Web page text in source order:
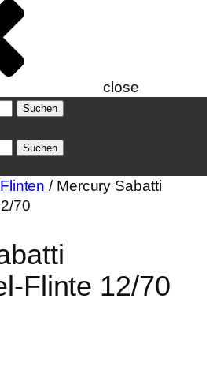
close
Flinten / Mercury Sabatti
70
Flinte 12/70